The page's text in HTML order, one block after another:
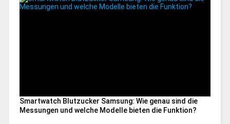
Smartwatch Blutzucker Samsung: Wie genau sind die
Messungen und welche Modelle bieten die Funktion?